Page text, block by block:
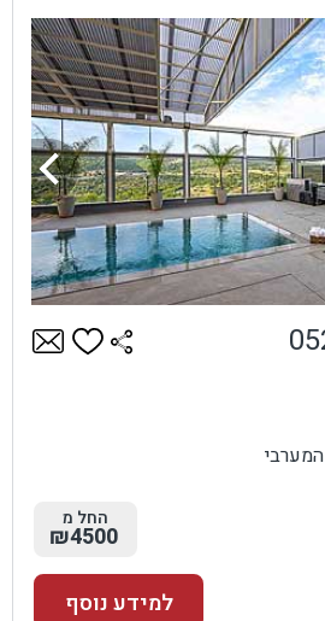
החל מ
₪4500
למידע נוסף